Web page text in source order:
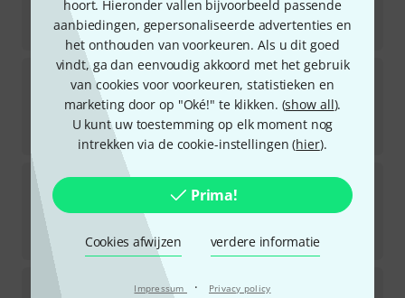
hoort. Hieronder vallen bijvoorbeeld passende
aanbiedingen, gepersonaliseerde advertenties en
het onthouden van voorkeuren. Als u dit goed
vindt, ga dan eenvoudig akkoord met het gebruik
van cookies voor voorkeuren, statistieken en
marketing door op "Oké!" te klikken. (show all).
U kunt uw toestemming op elk moment nog
intrekken via de cookie-instellingen (hier).
Prima!
Cookies afwijzen verdere informatie
Impressum · Privacy policy
Direct leverbaar
€31
Alfred Music Publishing Top Hits from TV
Trombone
3
Direct leverbaar
€31
Alfred Music PublishingLegend Of Zelda Easy
Direct leverbaar
€31
Alfred Music Publishing